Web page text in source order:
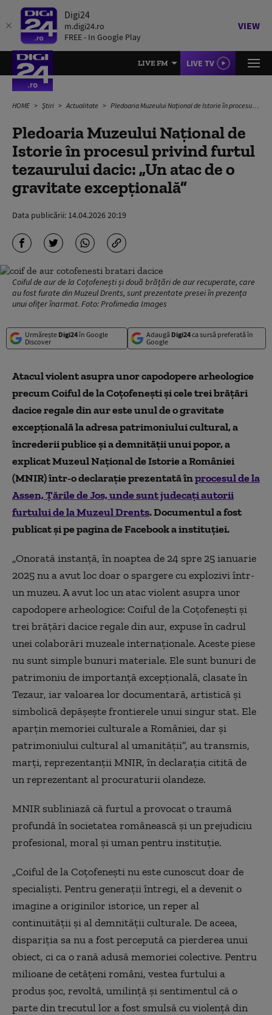
Digi24
m.digi24.ro
FREE - In Google Play
VIEW
LIVE FM LIVE TV
HOME Știri Actualitate Pledoaria Muzeului Național de Istorie în procesul privind furtul tezaurului dacic: „Un atac de o gravitate excepţională”
Pledoaria Muzeului Național de
Istorie în procesul privind furtul
tezaurului dacic: „Un atac de o
gravitate excepţională”
Data publicării: 14.04.2026 20:19
Coiful de aur de la Coțofenești și două brățări de aur recuperate, care
au fost furate din Muzeul Drents, sunt prezentate presei în prezența
unui ofițer înarmat. Foto: Profimedia Images
Urmărește Digi24în Google
Discover
Adaugă Digi24ca sursă preferată în
Google
Atacul violent asupra unor capodopere arheologice
precum Coiful de la Coţofeneşti şi cele trei brăţări
dacice regale din aur este unul de o gravitate
excepţională la adresa patrimoniului cultural, a
încrederii publice şi a demnităţii unui popor, a
explicat Muzeul Naţional de Istorie a României
(MNIR) într-o declaraţie prezentată înprocesul de la
Assen, Ţările de Jos, unde sunt judecaţi autorii
furtului de la Muzeul Drents. Documentul a fost
publicat şi pe pagina de Facebook a instituţiei.
„Onorată instanţă, în noaptea de 24 spre 25 ianuarie
2025 nu a avut loc doar o spargere cu explozivi într-
un muzeu. A avut loc un atac violent asupra unor
capodopere arheologice: Coiful de la Coţofeneşti şi
trei brăţări dacice regale din aur, expuse în cadrul
unei colaborări muzeale internaţionale. Aceste piese
nu sunt simple bunuri materiale. Ele sunt bunuri de
patrimoniu de importanţă excepţională, clasate în
Tezaur, iar valoarea lor documentară, artistică şi
simbolică depăşeşte frontierele unui singur stat. Ele
aparţin memoriei culturale a României, dar şi
patrimoniului cultural al umanităţii”, au transmis,
marţi, reprezentanţii MNIR, în declaraţia citită de
un reprezentant al procuraturii olandeze.
MNIR subliniază că furtul a provocat o traumă
profundă în societatea românească şi un prejudiciu
profesional, moral şi uman pentru instituţie.
„Coiful de la Coţofeneşti nu este cunoscut doar de
specialişti. Pentru generaţii întregi, el a devenit o
imagine a originilor istorice, un reper al
continuităţii şi al demnităţii culturale. De aceea,
dispariţia sa nu a fost percepută ca pierderea unui
obiect, ci ca o rană adusă memoriei colective. Pentru
milioane de cetăţeni români, vestea furtului a
produs şoc, revoltă, umilinţă şi sentimentul că o
parte din trecutul lor a fost smulsă cu violenţă din